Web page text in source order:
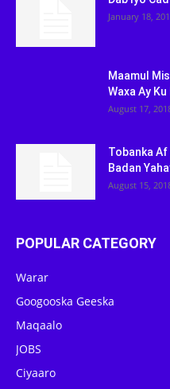
January 18,
Maamul
Waxa Ay
August 17,
Tobanka
Badan
August 15,
POPULAR CATEGORY
Warar
Googooska Geeska
Maqaalo
JOBS
Ciyaaro